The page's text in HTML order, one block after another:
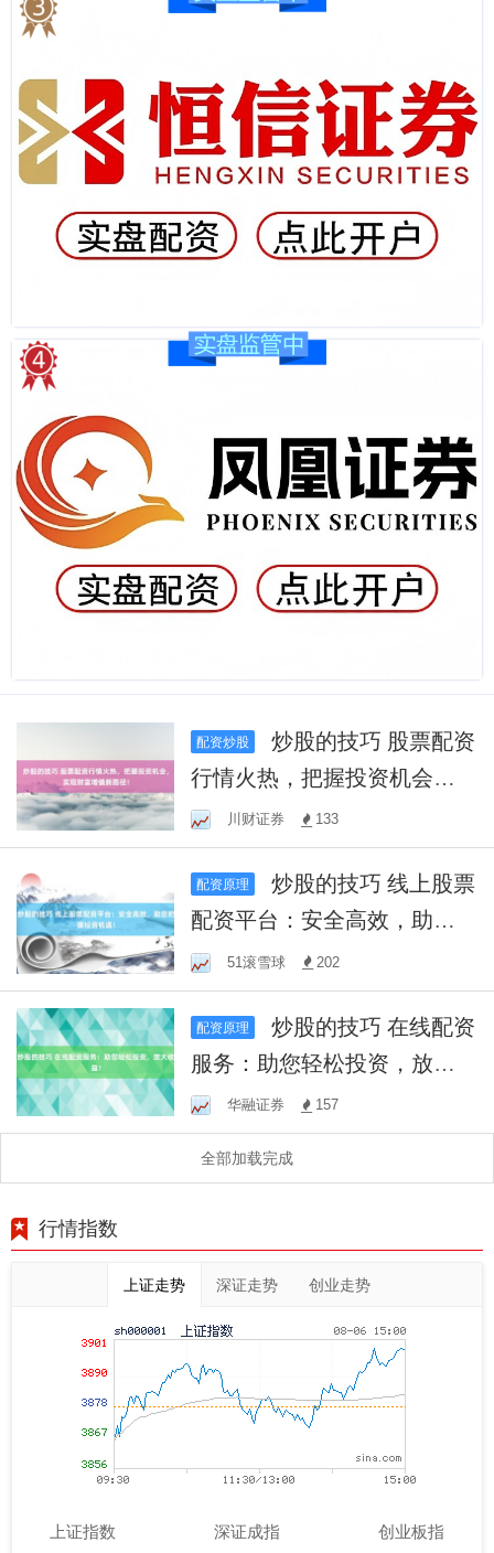
配资炒股
炒股的技巧 股票配资
行情火热，把握投资机会，
实现财富增值新路径！
川财证券 133
配资原理
炒股的技巧 线上股票
配资平台：安全高效，助您
把握投资机遇！
51滚雪球 202
配资原理
炒股的技巧 在线配资
服务：助您轻松投资，放大
收益！华融证券 157
全部加载完成
行情指数
上证走势 深证走势 创业走势
上证指数 深证成指 创业板指